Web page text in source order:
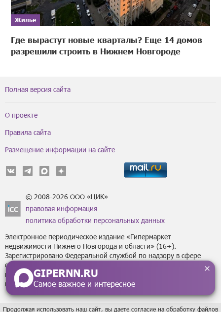
Жилье
Где вырастут новые кварталы? Еще 14 домов
разрешили строить в Нижнем Новгороде
GIPERNN.RU
Самое важное и интересное
Полная версия сайта
О проекте
Правила сайта
Размещение информации на сайте
© 2008-2026 ООО «ЦИК»
правовая информация
политика обработки персональных данных
Электронное периодическое издание «Гипермаркет
недвижимости Нижнего Новгорода и области» (16+).
Зарегистрировано Федеральной службой по надзору в сфере
связи, информационных технологий
и массовых коммуникаций (Роскомнадзор) за регистрационным
номером Эл № ФС77-43795 от 07 февраля 2011 г.
Продолжая использовать наш сайт, вы даете согласие на обработку файлов